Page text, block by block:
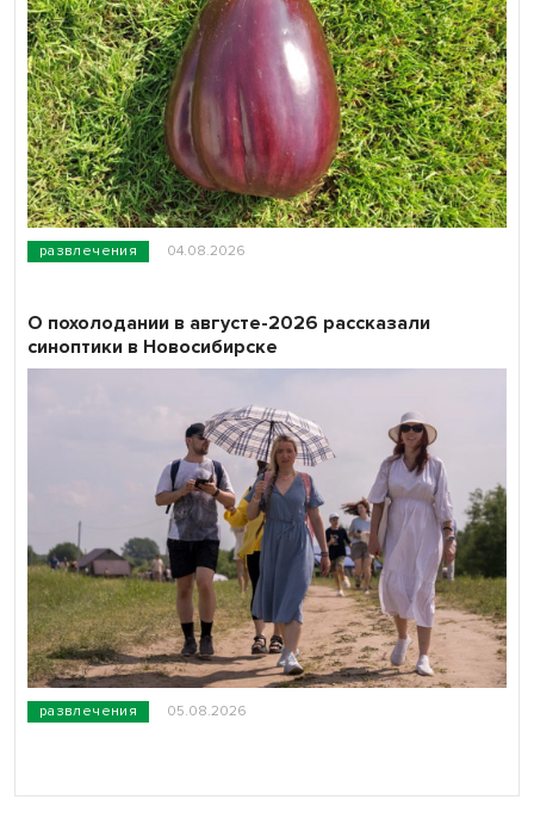
развлечения 04.08.2026
развлечения 05.08.2026
О похолодании в августе-2026 рассказали
синоптики в Новосибирске